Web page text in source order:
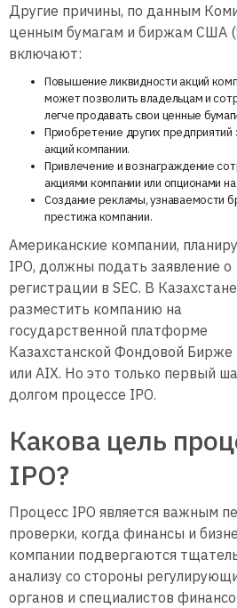
Другие причины, по данным
ценным бумагам и биржам США
включают:
Повышение ликвидности акций
может позволить владельцам и
легче продавать свои ценные
Приобретение других предприятий
акций компании.
Привлечение и вознаграждение
акциями компании или опционами на
Создание рекламы, узнаваемости
престижа компании.
Американские компании,
IPO, должны подать заявление о
регистрации в SEC. В
разместить компанию на
государственной платформе
Казахстанской Фондовой Бирже
или AIX. Но это только первый
долгом процессе IPO.
Какова цель
IPO?
Процесс IPO является важным
проверки, когда финансы и
компании подвергаются
анализу со стороны
органов и специалистов